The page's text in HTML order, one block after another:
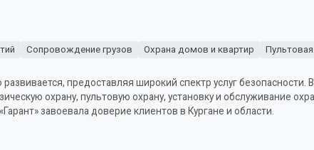
Сопровождение грузов Охрана домов и квартир
предоставляя широкий спектр услуг безопасности.
охрану, пультовую охрану, установку и обслуживание
завоевала доверие клиентов в Кургане и области.